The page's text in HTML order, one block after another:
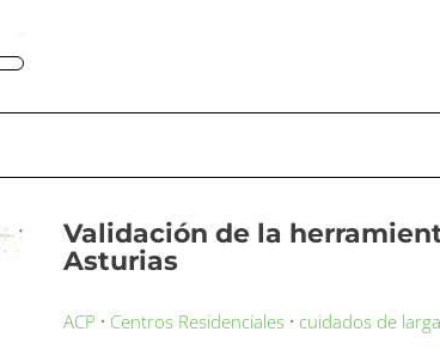
Validación de la
Asturias
ACP · Centros Residenciales · cuidados de